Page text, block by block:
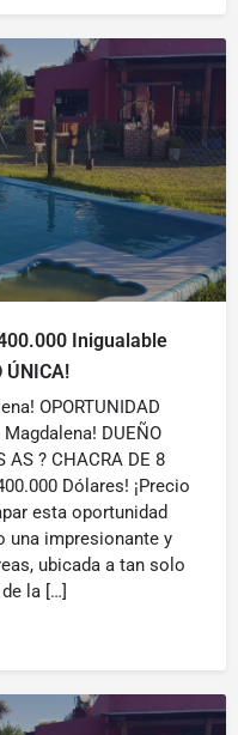
Inigualable
ÚNICA!
OPORTUNIDAD
DUEÑO
AS ? CHACRA DE 8
Dólares! ¡Precio
esta oportunidad
una impresionante y
ubicada a tan solo
la […]